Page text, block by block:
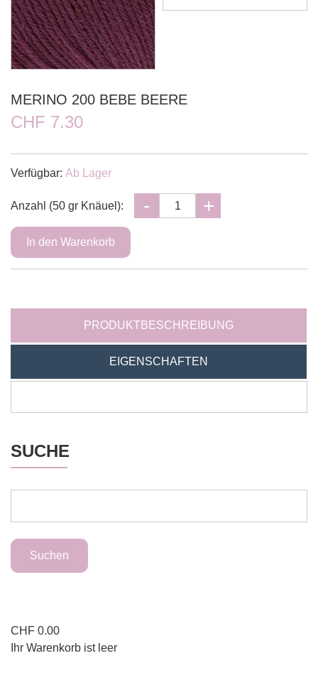
MERINO 200 BEBE BEERE
CHF 7.30
Verfügbar: Ab Lager
Anzahl (50 gr Knäuel):
PRODUKTBESCHREIBUNG
EIGENSCHAFTEN
SUCHE
CHF 0.00
Ihr Warenkorb ist leer